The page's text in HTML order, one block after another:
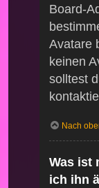
Board-
Avatare
keinen
solltest
Nach
Was ist
ich ihn